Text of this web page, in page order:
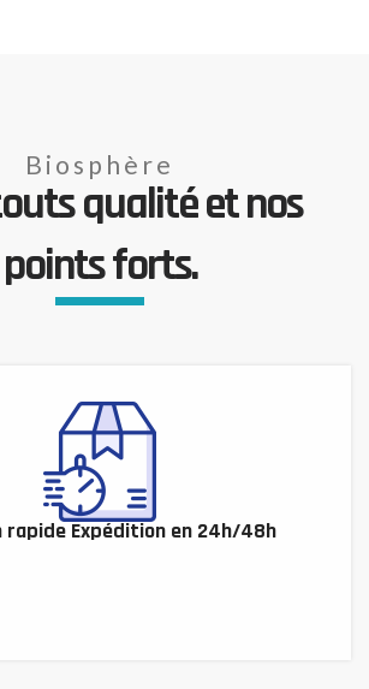
Biosphère
qualité et nos
points forts.
rapide Expédition en 24h/48h